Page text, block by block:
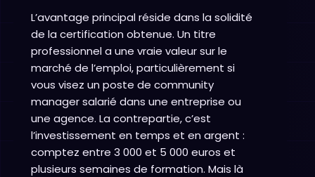
L’avantage principal réside dans la solidité
de la certification obtenue. Un titre
professionnel a une vraie valeur sur le
marché de l’emploi, particulièrement si
vous visez un poste de community
manager salarié dans une entreprise ou
une agence. La contrepartie, c’est
l’investissement en temps et en argent :
comptez entre 3 000 et 5 000 euros et
plusieurs semaines de formation. Mais là